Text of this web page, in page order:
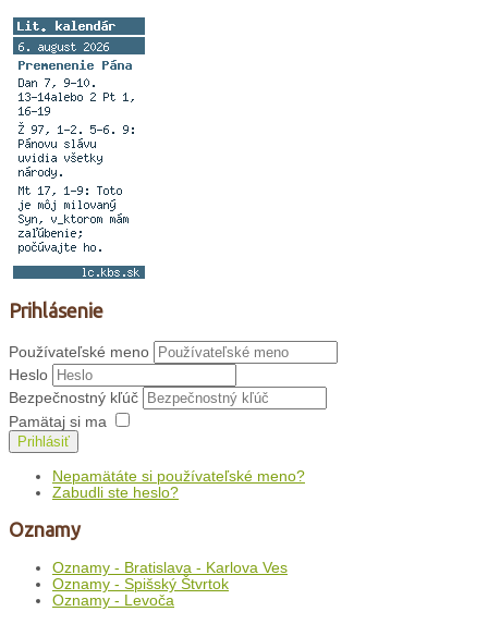
Prihlásenie
Používateľské meno
Heslo
Bezpečnostný kľúč
Pamätaj si ma
Prihlásiť
Nepamätáte si používateľské meno?
Zabudli ste heslo?
Oznamy
Oznamy - Bratislava - Karlova Ves
Oznamy - Spišský Štvrtok
Oznamy - Levoča